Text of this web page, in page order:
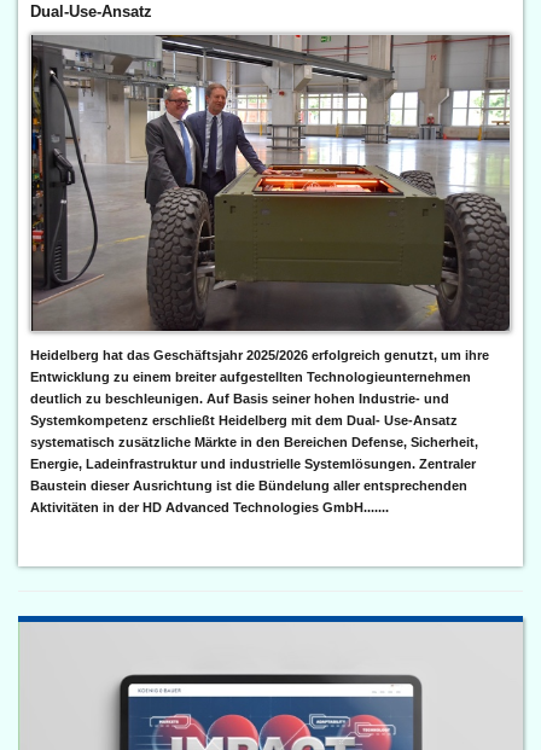
Dual-Use-Ansatz
Heidelberg hat das Geschäftsjahr 2025/2026 erfolgreich genutzt, um ihre
Entwicklung zu einem breiter aufgestellten Technologieunternehmen
deutlich zu beschleunigen. Auf Basis seiner hohen Industrie- und
Systemkompetenz erschließt Heidelberg mit dem Dual- Use-Ansatz
systematisch zusätzliche Märkte in den Bereichen Defense, Sicherheit,
Energie, Ladeinfrastruktur und industrielle Systemlösungen. Zentraler
Baustein dieser Ausrichtung ist die Bündelung aller entsprechenden
Aktivitäten in der HD Advanced Technologies GmbH.......